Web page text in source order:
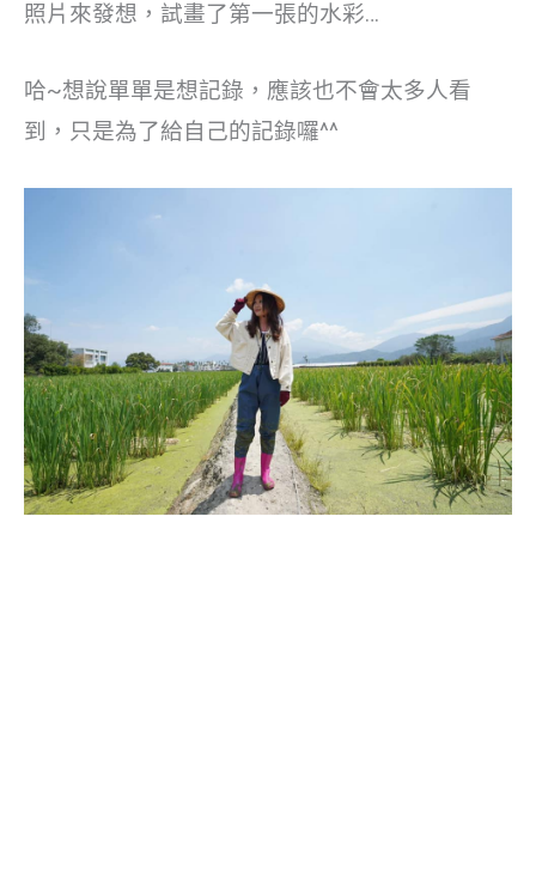
照片來發想，試畫了第一張的水彩…
哈~想說單單是想記錄，應該也不會太多人看
到，只是為了給自己的記錄囉^^